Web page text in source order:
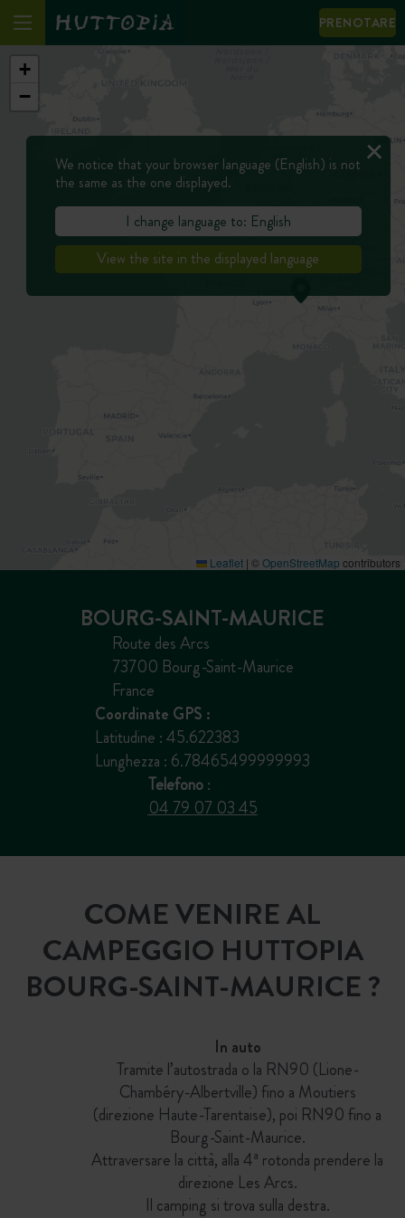
PRENOTARE
+
−
Leaflet | ©OpenStreetMap contributors
BOURG-SAINT-MAURICE
Route des Arcs
73700 Bourg-Saint-Maurice
France
Coordinate GPS :
Latitudine : 45.622383
Lunghezza : 6.78465499999993
Telefono:
04 79 07 03 45
COME VENIRE AL
CAMPEGGIO HUTTOPIA
BOURG-SAINT-MAURICE ?
In auto
Tramite l’autostrada o la RN90 (Lione-
Chambéry-Albertville) fino a Moutiers
(direzione Haute-Tarentaise), poi RN90 fino a
Bourg-Saint-Maurice.
Attraversare la città, alla 4ª rotonda prendere la
direzione Les Arcs.
Il camping si trova sulla destra.
We notice that your browser language (English) is not
the same as the one displayed.
I change language to: English
View the site in the displayed language